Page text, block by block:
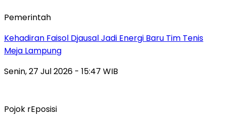
Pemerintah
Kehadiran Faisol Djausal Jadi Energi Baru Tim Tenis
Meja Lampung
Senin, 27 Jul 2026 - 15:47 WIB
Pojok rEposisi